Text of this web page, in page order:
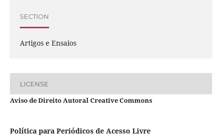
SECTION
Artigos e Ensaios
LICENSE
Aviso de Direito Autoral Creative Commons
Política para Periódicos de Acesso Livre